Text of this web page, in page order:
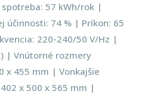
57 kWh/rok |
účinnosti: 74 % | Príkon: 65
220-240/50 V/Hz |
| Vnútorné rozmery
x 455 mm | Vonkajšie
x 500 x 565 mm |